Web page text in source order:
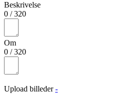
Beskrivelse
0 /320
Om
0 /320
Upload billeder -